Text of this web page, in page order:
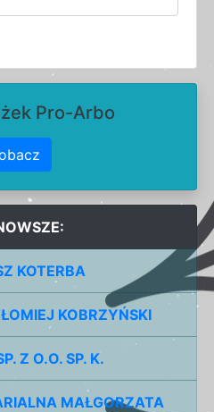
Pro-Arbo
KOTERBA
KOBRZYŃSKI
Z O.O. SP. K.
MAŁGORZATA